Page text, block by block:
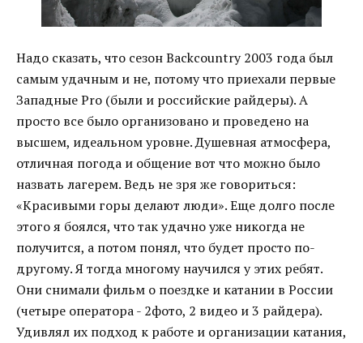
Надо сказать, что сезон Backcountry 2003 года был
самым удачным и не, потому что приехали первые
Западные Pro (были и российские райдеры). А
просто все было организовано и проведено на
высшем, идеальном уровне. Душевная атмосфера,
отличная погода и общение вот что можно было
назвать лагерем. Ведь не зря же говориться:
«Красивыми горы делают люди». Еще долго после
этого я боялся, что так удачно уже никогда не
получится, а потом понял, что будет просто по-
другому. Я тогда многому научился у этих ребят.
Они снимали фильм о поездке и катании в России
(четыре оператора - 2фото, 2 видео и 3 райдера).
Удивлял их подход к работе и организации катания,